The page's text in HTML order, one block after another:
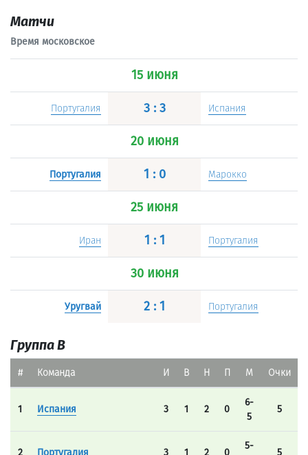
Матчи
Время московское
15 июня
Португалия 3 : 3 Испания
20 июня
Португалия 1 : 0 Марокко
25 июня
Иран 1 : 1 Португалия
30 июня
Уругвай 2 : 1 Португалия
Группа B
# Команда И В Н П М Очки
1 Испания 3 1 2 0
6-
5
5
2 Португалия 3 1 2 0
5-
5